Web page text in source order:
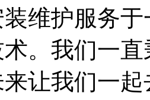
维护服务
。我们一
让我们一